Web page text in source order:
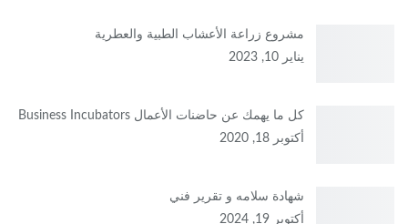
مشروع زراعة الأعشاب الطبية والعطرية
يناير 10, 2023
كل ما يهمك عن حاضنات الأعمال Business Incubators
أكتوبر 18, 2020
شهادة سلامه و تقرير فني
أكتوبر 19, 2024